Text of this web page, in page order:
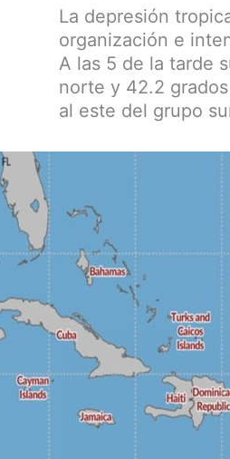
La depresión
organización e
A las 5 de la tarde
norte y 42.2
al este del grupo